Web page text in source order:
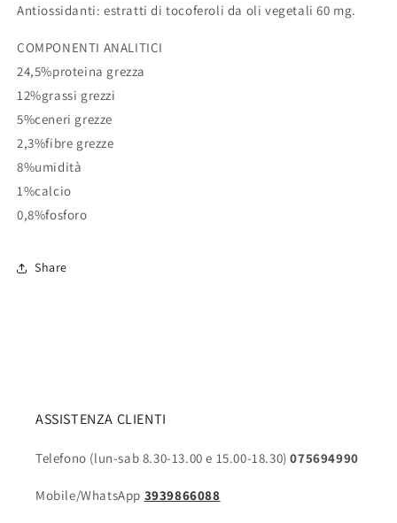
Antiossidanti: estratti di tocoferoli da oli vegetali 60 mg.
COMPONENTI ANALITICI
24,5%proteina grezza
12%grassi grezzi
5%ceneri grezze
2,3%fibre grezze
8%umidità
1%calcio
0,8%fosforo
Share
ASSISTENZA CLIENTI
Telefono (lun-sab 8.30-13.00 e 15.00-18.30)075694990
Mobile/WhatsApp 3939866088